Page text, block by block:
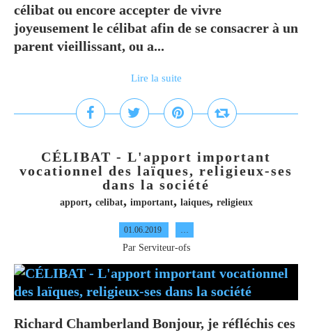
célibat ou encore accepter de vivre
joyeusement le célibat afin de se consacrer à un
parent vieillissant, ou a...
Lire la suite
CÉLIBAT - L'apport important
vocationnel des laïques, religieux-ses
dans la société
apport, celibat, important, laiques, religieux
01.06.2019 …
Par Serviteur-ofs
Richard Chamberland Bonjour, je réfléchis ces